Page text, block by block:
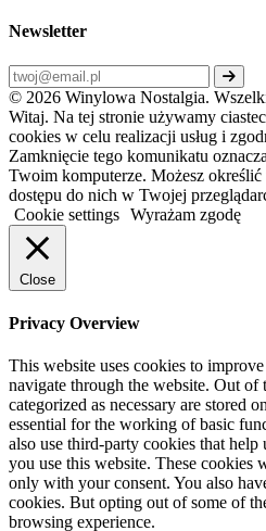
Newsletter
© 2026 Winylowa Nostalgia.
Witaj. Na tej stronie używamy
cookies w celu realizacji usług i
Zamknięcie tego komunikatu
Twoim komputerze. Możesz
dostępu do nich w Twojej
Cookie settings Wyrażam zgodę
Close
Privacy Overview
This website uses cookies to
navigate through the website. Out of
categorized as necessary are stored
essential for the working of basic
also use third-party cookies that help
you use this website. These cookies
only with your consent. You also
cookies. But opting out of some of
browsing experience.